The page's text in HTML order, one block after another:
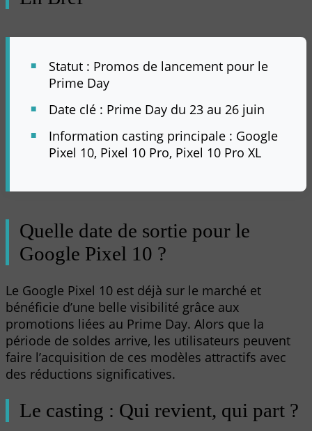
Statut : Promos de lancement pour le
Prime Day
Date clé : Prime Day du 23 au 26 juin
Information casting principale : Google
Pixel 10, Pixel 10 Pro, Pixel 10 Pro XL
Quelle date de sortie pour le
Google Pixel 10 ?
Le Google Pixel 10 est déjà sur le marché et
bénéficie d’une belle visibilité grâce aux
promotions liées au Prime Day. Alors que la
période de soldes arrive, les utilisateurs peuvent
faire l’acquisition de ces modèles attractifs avec
des réductions significatives.
Le casting : Qui revient, qui part ?